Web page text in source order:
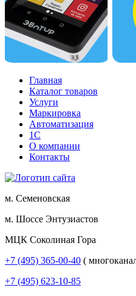
Главная
Каталог товаров
Услуги
Маркировка
Автоматизация
1С
О компании
Контакты
м. Семеновская
м. Шоссе Энтузиастов
МЦК Соколиная Гора
+7 (495) 365-00-40 (
+7 (495) 623-10-85